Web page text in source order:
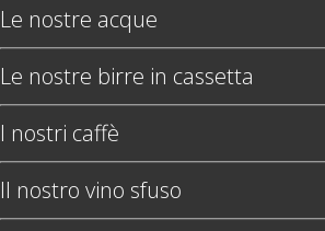
Le nostre acque
Le nostre birre in cassetta
I nostri caffè
Il nostro vino sfuso